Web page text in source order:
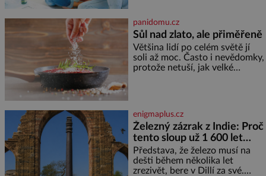
nejtěžších věcí na světě. Ale
každý, kdo s tím má nějaké
zkušenosti, se zapřísahá, že
pokud odpustíte, znatelně se
vám uleví. Když se ke mně
doneslo, že si manžel pořídil
panidomu.cz
Sůl nad zlato, ale přiměřeně
Většina lidí po celém světě jí
soli až moc. Často i nevědomky,
protože netuší, jak velké
sladkých. Sůl je zdravá Ale v
ani ne třetinovém množství, než
je pro většinu populace běžné.
Její základní složky– sodík a
chlór – jsou zásadní pro
správné hospodaření
enigmaplus.cz
Železný zázrak z Indie: Proč
tento sloup už 1 600 let
nezná rez?
Představa, že železo musí na
dešti během několika let
zrezivět, bere v Dillí za své.